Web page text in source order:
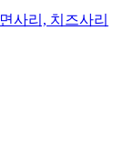
사리, 치즈사리